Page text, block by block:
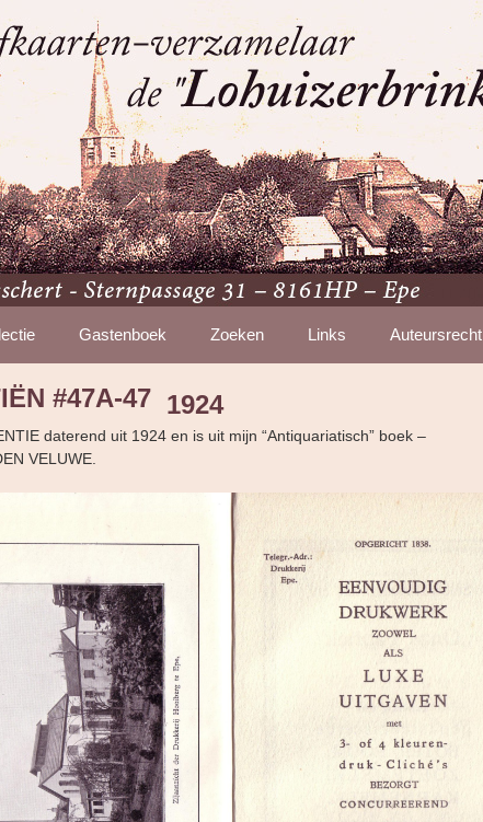
Gastenboek Zoeken Links Auteursrecht
#47A-47 1924
daterend uit 1924 en is uit mijn “Antiquariatisch” boek –
VELUWE.